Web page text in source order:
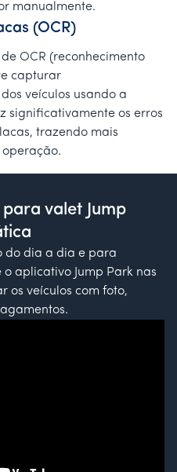
manualmente.
(OCR)
OCR (reconhecimento
capturar
veículos usando a
significativamente os erros
trazendo mais
valet Jump
do dia a dia e para
aplicativo Jump Park nas
os veículos com foto,